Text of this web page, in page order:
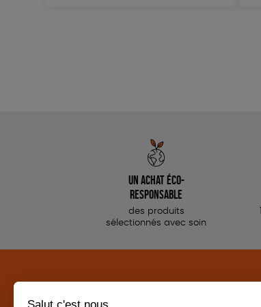
Un achat éco-
responsable
des produits
sélectionnés avec soin